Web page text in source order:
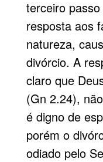
terceiro
resposta aos
natureza,
divórcio. A
claro que
(Gn 2.24),
é digno de
porém o
odiado pelo